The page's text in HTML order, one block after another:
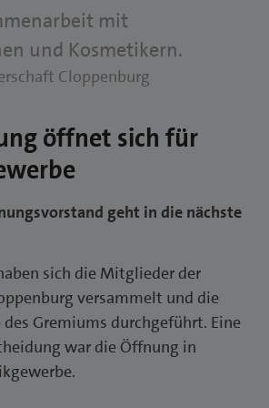
mit
und Kosmetikern.
Cloppenburg
öffnet sich für
geht in die nächste
sich die Mitglieder der
versammelt und die
Gremiums durchgeführt. Eine
war die Öffnung in